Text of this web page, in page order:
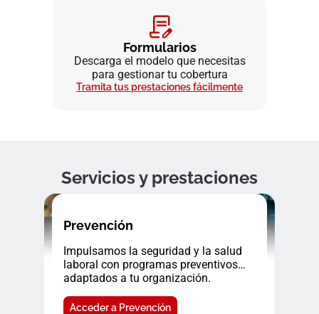
Formularios
Descarga el modelo que necesitas
para gestionar tu cobertura
Tramita tus prestaciones fácilmente
Servicios y prestaciones
Prevención
Impulsamos la seguridad y la salud
laboral con programas preventivos
adaptados a tu organización.
Acceder a Prevención